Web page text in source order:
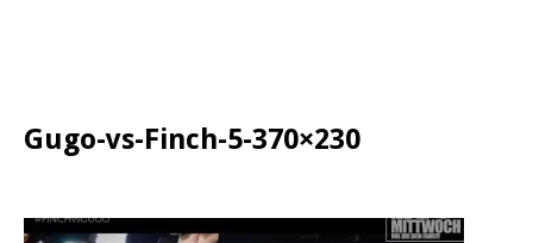
Gugo-vs-Finch-5-370×230